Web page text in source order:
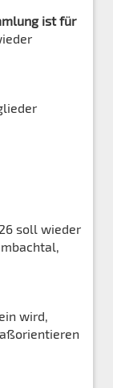
ist für
soll wieder
wird,